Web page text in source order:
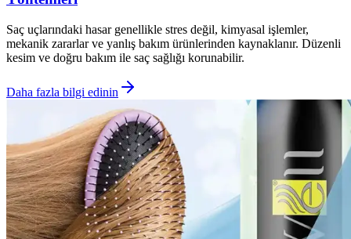
Saç uçlarındaki hasar genellikle stres değil, kimyasal işlemler,
mekanik zararlar ve yanlış bakım ürünlerinden kaynaklanır. Düzenli
kesim ve doğru bakım ile saç sağlığı korunabilir.
Daha fazla bilgi edinin